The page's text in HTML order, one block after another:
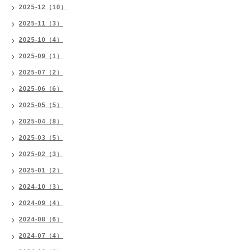
2025-12（10）
2025-11（3）
2025-10（4）
2025-09（1）
2025-07（2）
2025-06（6）
2025-05（5）
2025-04（8）
2025-03（5）
2025-02（3）
2025-01（2）
2024-10（3）
2024-09（4）
2024-08（6）
2024-07（4）